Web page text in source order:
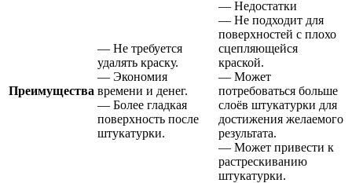
Преимущества
— Не требуется
удалять краску.
— Экономия
времени и денег.
— Более гладкая
поверхность после
штукатурки.
— Недостатки
— Не подходит для
поверхностей с плохо
сцепляющейся
краской.
— Может
потребоваться больше
слоёв штукатурки для
достижения желаемого
результата.
— Может привести к
растрескиванию
штукатурки.